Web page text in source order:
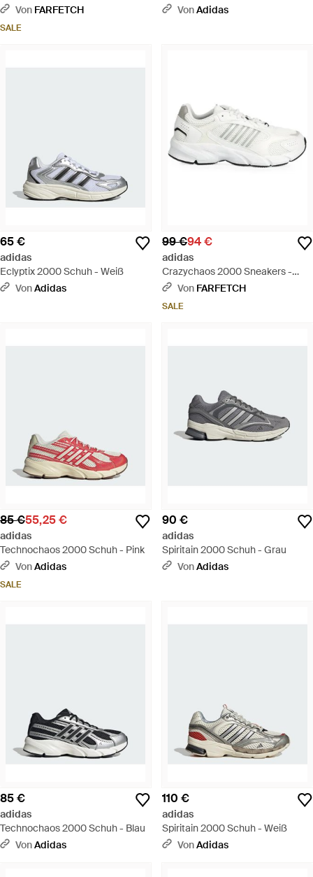
WeißVon FARFETCH
SALE
VonAdidas
65 €
adidas
Eclyptix 2000 Schuh - Weiß
VonAdidas
99 €94 €
adidas
Crazychaos 2000 Sneakers -
WeißVon FARFETCH
SALE
85 €55,25 €
adidas
Technochaos 2000 Schuh - Pink
VonAdidas
SALE
90 €
adidas
Spiritain 2000 Schuh - Grau
VonAdidas
85 €
adidas
Technochaos 2000 Schuh - Blau
VonAdidas
110 €
adidas
Spiritain 2000 Schuh - Weiß
VonAdidas